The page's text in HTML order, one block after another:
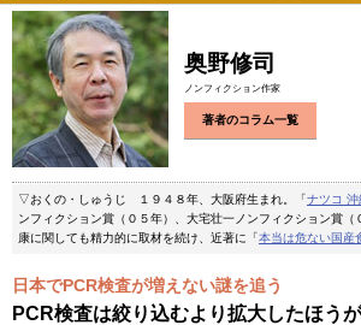
奥野修司
ノンフィクション作家
著者のコラム一覧
▽おくの・しゅうじ １９４８年、大阪府生まれ。「ナツコ 沖
ンフィクション賞（０５年）、大宅壮一ノンフィクション賞（
康に関しても精力的に取材を続け、近著に「本当は危ない国産
日本でPCR検査が増えない謎を追う
PCR検査は絞り込むより拡大したほう